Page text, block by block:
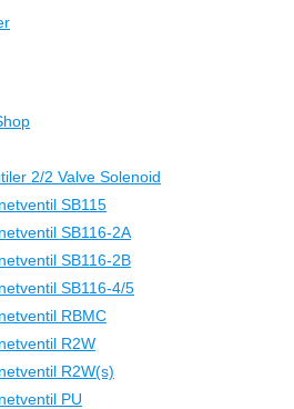
2/2 Valve Solenoid
SB115
SB116-2A
SB116-2B
SB116-4/5
RBMC
R2W
R2W(s)
PU